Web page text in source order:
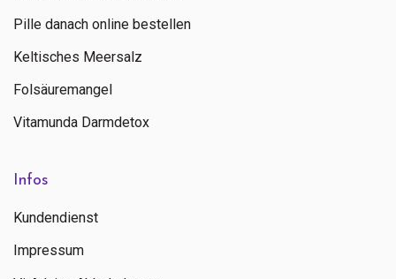
Pille danach online bestellen
Keltisches Meersalz
Folsäuremangel
Vitamunda Darmdetox
Infos
Kundendienst
Impressum